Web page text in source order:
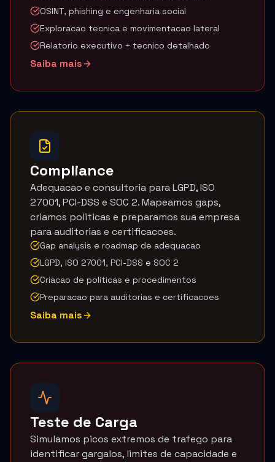
OSINT, phishing e engenharia social
Exploracao tecnica e movimentacao lateral
Relatorio executivo + tecnico detalhado
Saiba mais
Compliance
Adequacao e consultoria para LGPD, ISO
27001, PCI-DSS e SOC 2. Mapeamos gaps,
criamos politicas e preparamos sua empresa
para auditorias e certificacoes.
Gap analysis e roadmap de adequacao
LGPD, ISO 27001, PCI-DSS e SOC 2
Criacao de politicas e procedimentos
Preparacao para auditorias e certificacoes
Saiba mais
Teste de Carga
Simulamos picos extremos de trafego para
identificar gargalos, limites de capacidade e